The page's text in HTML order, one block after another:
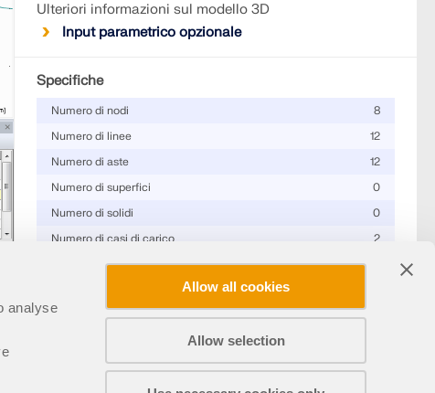
analyse
Allow all cookies
Allow selection
Ulteriori informazioni sul modello 3D
Input parametrico opzionale
Specifiche
Numero di nodi
8
Numero di linee
12
Numero di aste
12
Numero di superfici
0
Numero di solidi
0
Numero di casi di carico
2
Nr. di combinazioni di carico
Nr. di combinazioni di risultati
Peso totale
8,832 t
7.925 x 4.877 x 6.096 m
Dimensioni (imperiali)
26 x 16 x 20 feet